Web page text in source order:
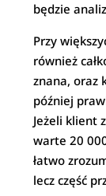
będzie
Przy
również
znana, oraz
później
Jeżeli klient
warte 20
łatwo
lecz część